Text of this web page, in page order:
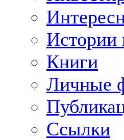
Истории
Книги
Личные
Ссылки